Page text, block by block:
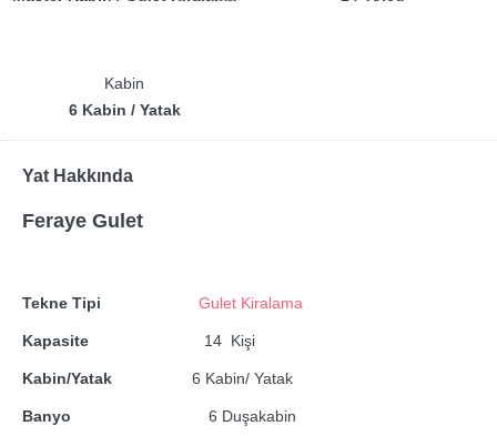
Kabin
6 Kabin / Yatak
Yat Hakkında
Feraye Gulet
Tekne Tipi Gulet Kiralama
Kapasite 14 Kişi
Kabin/Yatak 6 Kabin/ Yatak
Banyo 6 Duşakabin